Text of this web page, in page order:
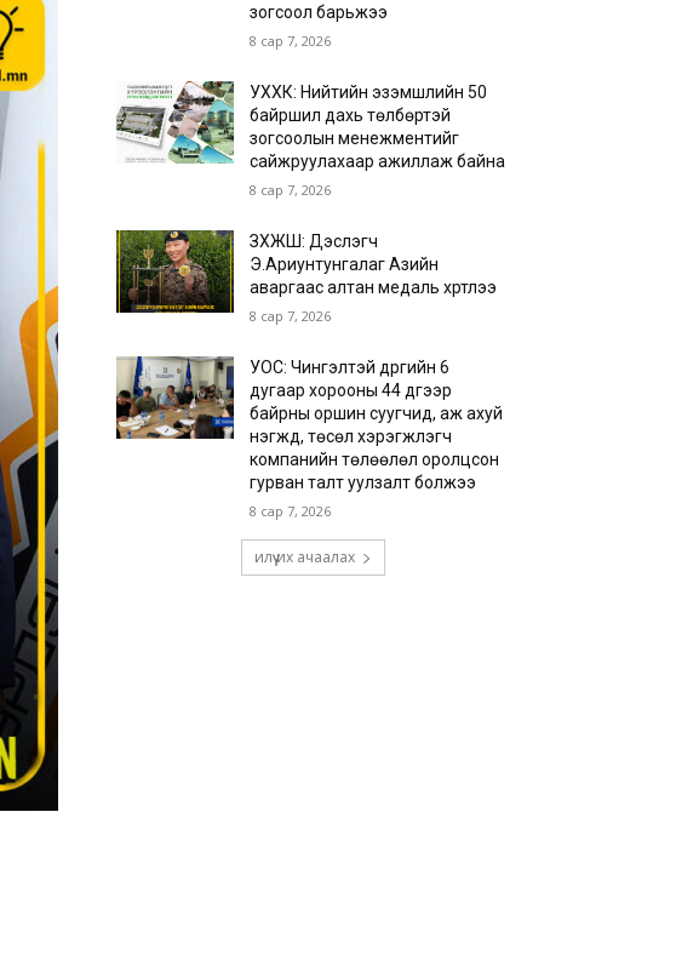
зогсоол барьжээ
8 сар 7, 2026
УХХК: Нийтийн эзэмшлийн 50
байршил дахь төлбөртэй
зогсоолын менежментийг
сайжруулахаар ажиллаж байна
8 сар 7, 2026
ЗХЖШ: Дэслэгч
Э.Ариунтунгалаг Азийн
аваргаас алтан медаль хүртлээ
8 сар 7, 2026
УОС: Чингэлтэй дүүргийн 6
дугаар хорооны 44 дүгээр
байрны оршин суугчид, аж ахуй
нэгжүүд, төсөл хэрэгжүүлэгч
компанийн төлөөлөл оролцсон
гурван талт уулзалт болжээ
8 сар 7, 2026
илүү их ачаалах